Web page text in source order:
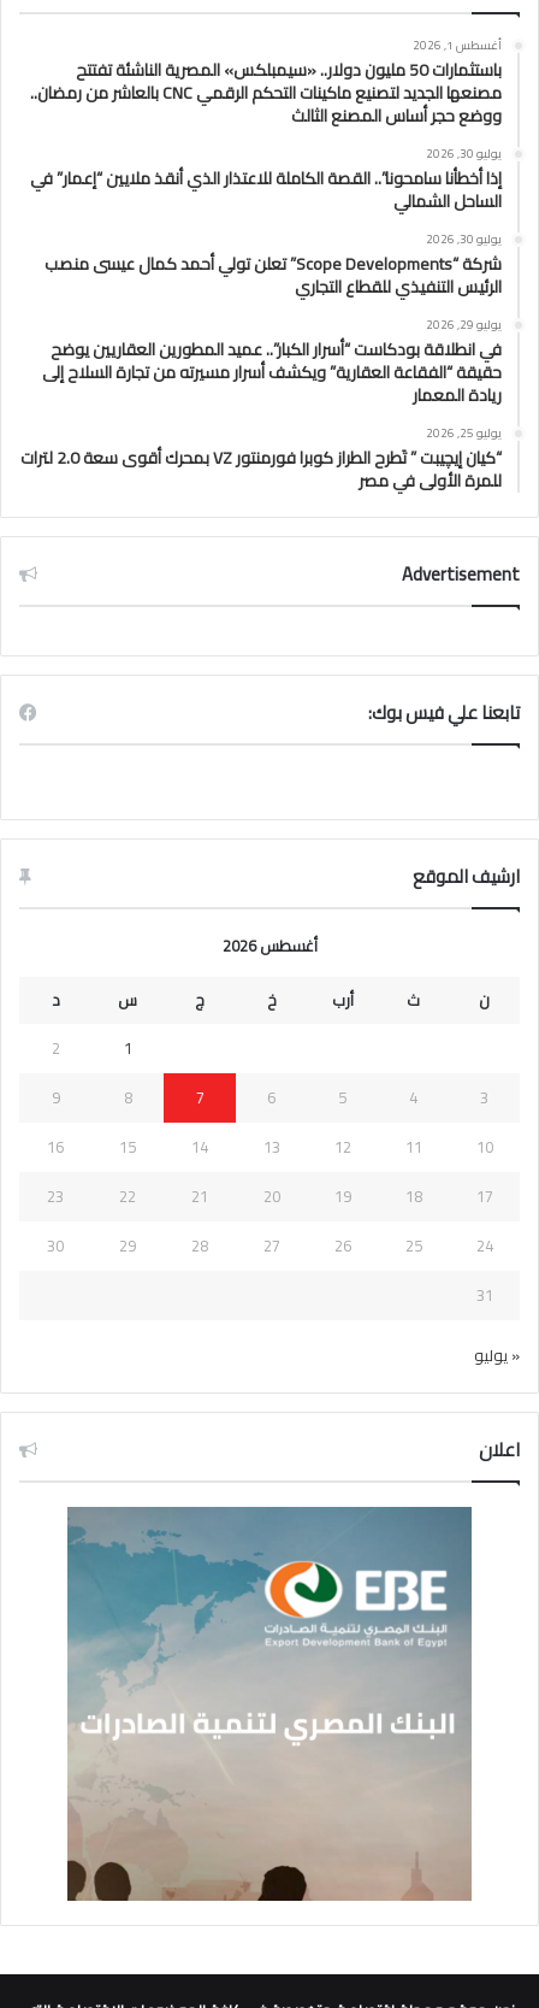
أغسطس 1, 2026
باستثمارات 50 مليون دولار.. «سيمبلكس» المصرية الناشئة تفتتح
مصنعها الجديد لتصنيع ماكينات التحكم الرقمي CNC بالعاشر من رمضان..
ووضع حجر أساس المصنع الثالث
يوليو 30, 2026
إذا أخطأنا سامحونا”.. القصة الكاملة للاعتذار الذي أنقذ ملايين “إعمار” في
الساحل الشمالي
يوليو 30, 2026
شركة “Scope Developments” تعلن تولي أحمد كمال عيسى منصب
الرئيس التنفيذي للقطاع التجاري
يوليو 29, 2026
في انطلاقة بودكاست “أسرار الكبار”.. عميد المطورين العقاريين يوضح
حقيقة “الفقاعة العقارية” ويكشف أسرار مسيرته من تجارة السلاح إلى
ريادة المعمار
يوليو 25, 2026
“كيان إيچيبت ” تَطرح الطراز كوبرا فورمنتور VZ بمحرك أقوى سعة 2.0 لترات
للمرة الأولى في مصر
Advertisement
تابعنا علي فيس بوك:
ارشيف الموقع
أغسطس 2026
ن
ث أرب خ ج س
د
1
2
3
4
5
6
7
8
9
10
11
12
13
14
15
16
17
18
19
20
21
22
23
24
25
26
27
28
29
30
31
« يوليو
اعلان